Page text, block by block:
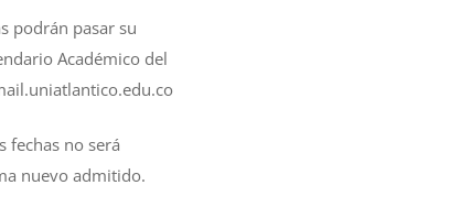
podrán pasar su
Académico del
fechas no será
nuevo admitido.